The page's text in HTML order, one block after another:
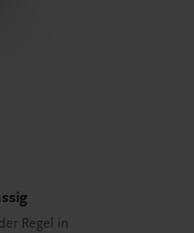
Regel in